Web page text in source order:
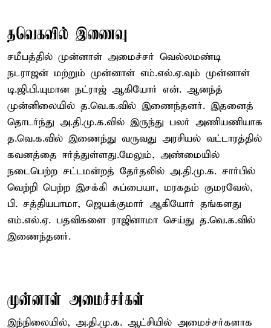
தவெகவில் இணைவு
சமீபத்தில் முன்னாள் அமைச்சர் வெல்லமண்டி
நடராஜன் மற்றும் முன்னாள் எம்.எல்.ஏ.வும் முன்னாள்
டி.ஜி.பி.யுமான நட்ராஜ் ஆகியோர் என். ஆனந்த்
முன்னிலையில் த.வெ.க.வில் இணைந்தனர். இதனைத்
தொடர்ந்து அ.தி.மு.க.வில் இருந்து பலர் அணியணியாக
த.வெ.க.வில் இணைந்து வருவது அரசியல் வட்டாரத்தில்
கவனத்தை ஈர்த்துள்ளது.மேலும், அண்மையில்
நடைபெற்ற சட்டமன்றத் தேர்தலில் அ.தி.மு.க. சார்பில்
வெற்றி பெற்ற இசக்கி சுப்பையா, மரகதம் குமரவேல்,
பி. சத்தியபாமா, ஜெயக்குமார் ஆகியோர் தங்களது
எம்.எல்.ஏ. பதவிகளை ராஜினாமா செய்து த.வெ.க.வில்
இணைந்தனர்.
முன்னாள் அமைச்சர்கள்
இந்நிலையில், அ.தி.மு.க. ஆட்சியில் அமைச்சர்களாக